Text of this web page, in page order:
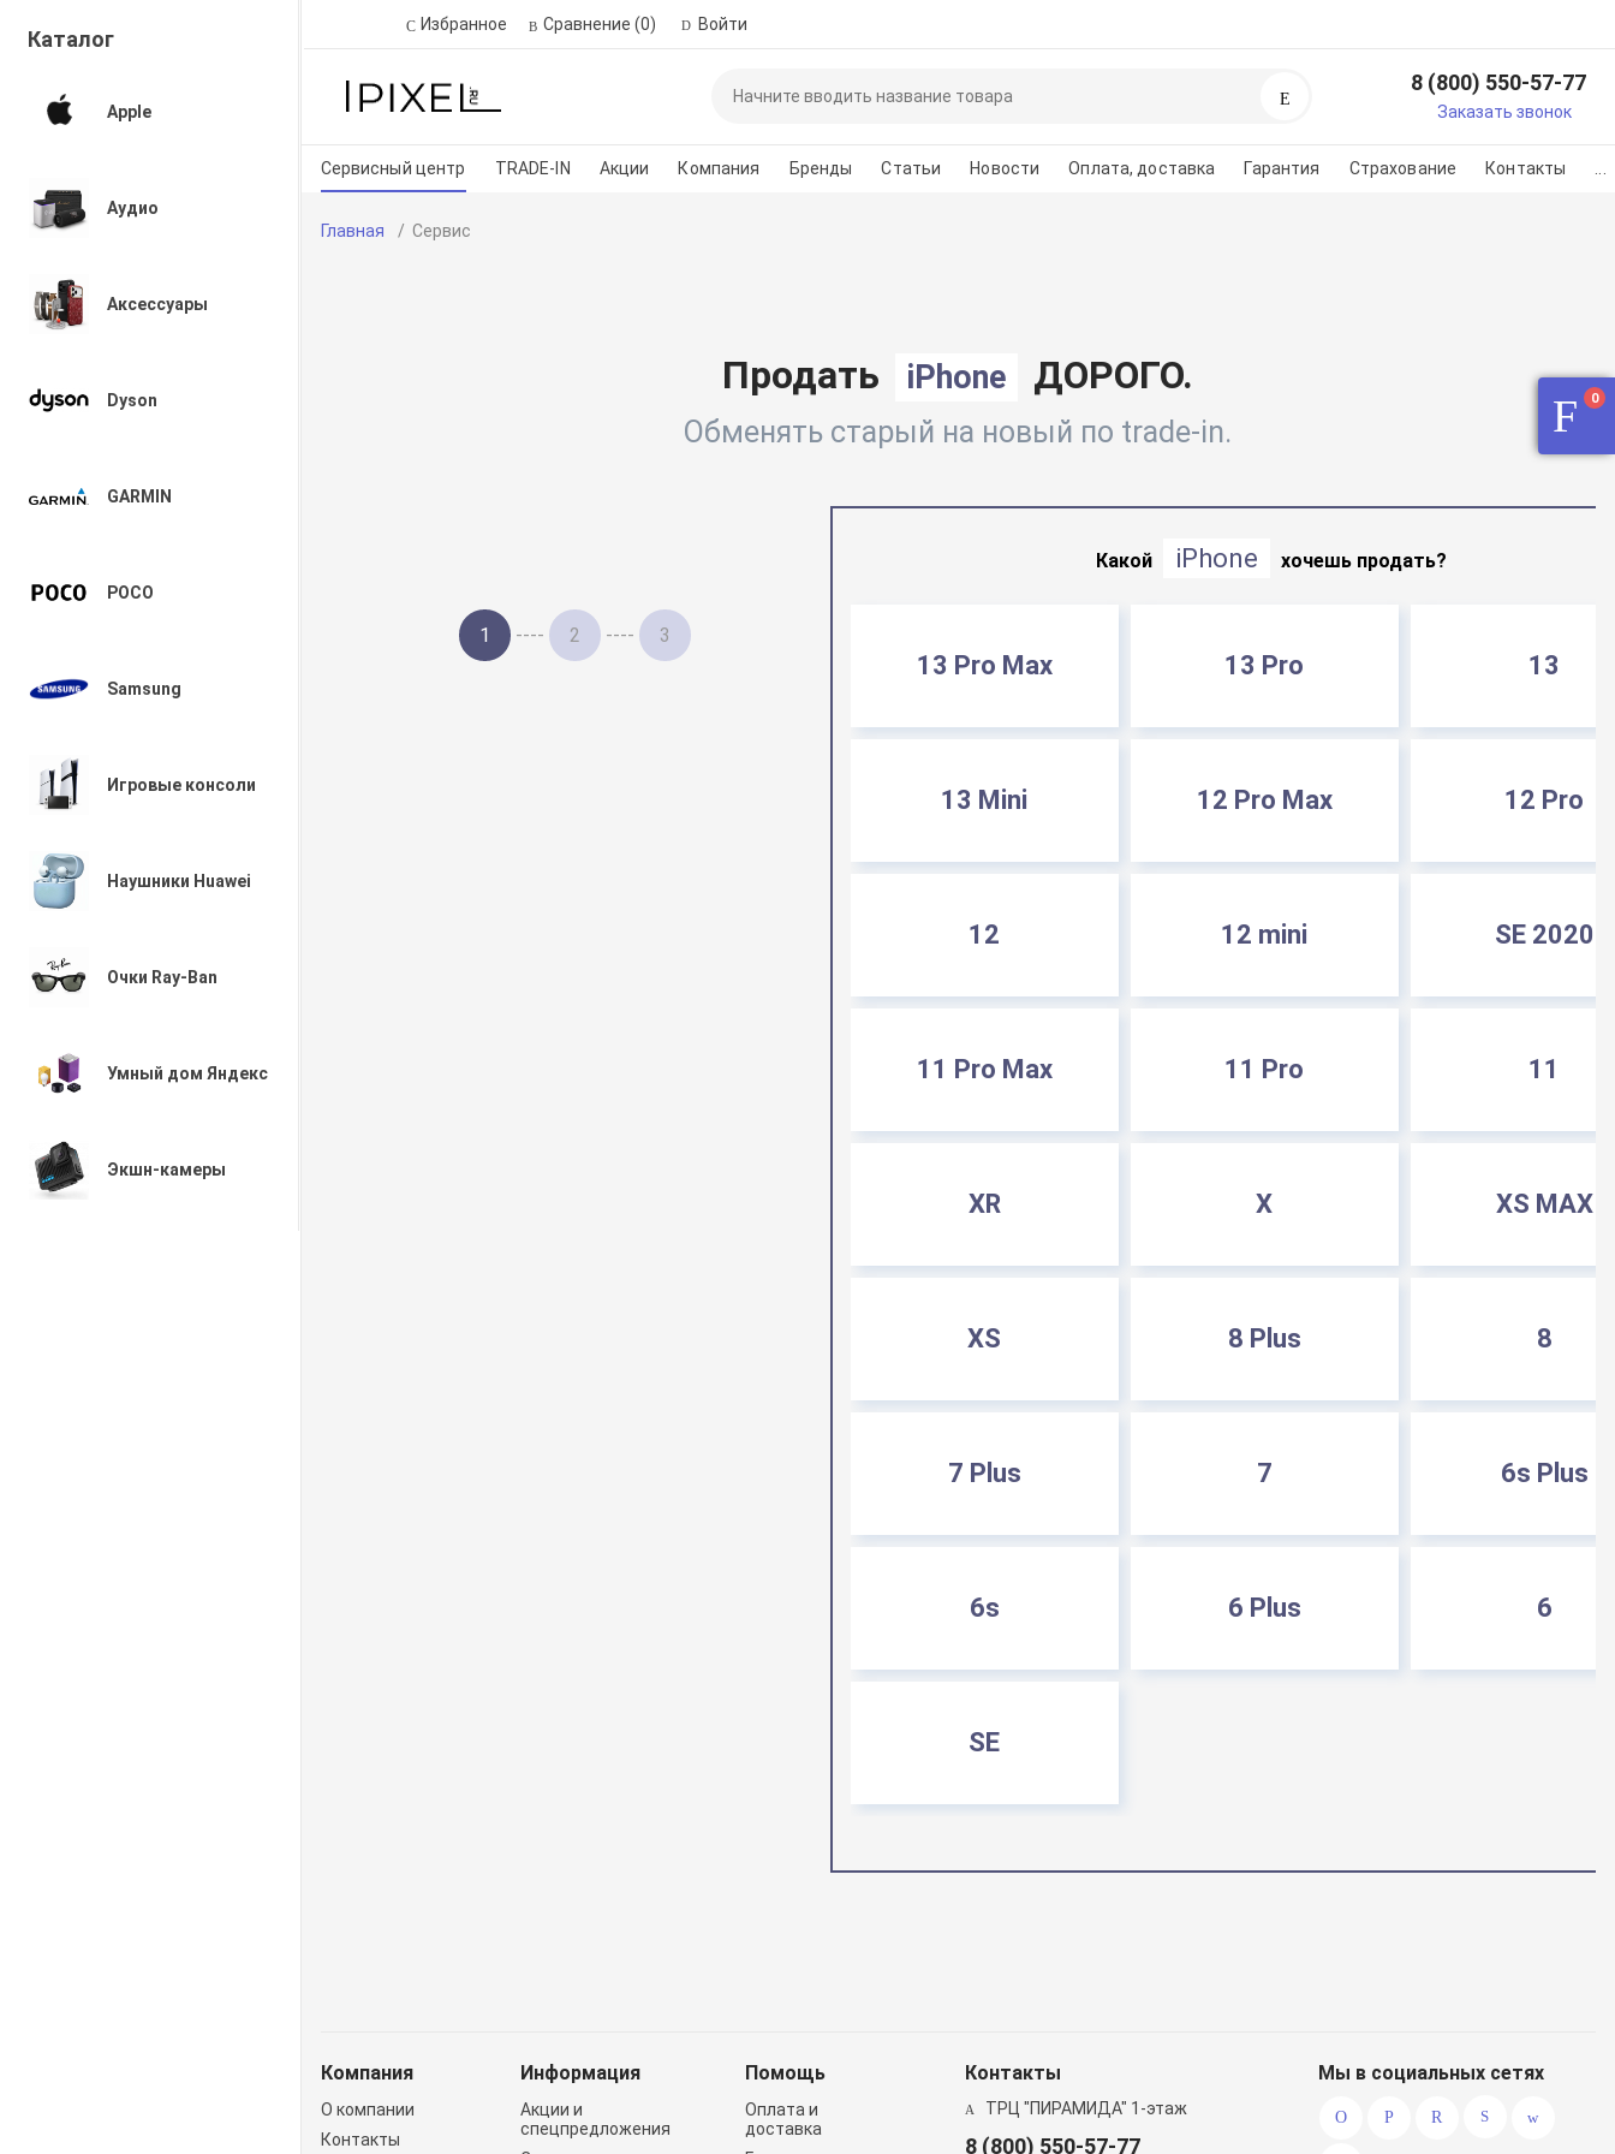
Избранное Сравнение (0) Войти
8 (800) 550-57-77
Заказать звонок
Сервисный центр TRADE-IN Акции Компания Бренды Статьи Новости Оплата, доставка Гарантия Страхование Контакты
Каталог
Apple
Аудио
Аксессуары
Dyson
GARMIN
POCO
Samsung
Игровые консоли
Наушники Huawei
Очки Ray-Ban
Умный дом Яндекс
Экшн-камеры
Главная Сервис
Продать iPhone ДОРОГО.
Обменять старый на новый по trade-in.
1 ---- 2 ---- 3
Какой iPhone хочешь продать?
13 Pro Max 13 Pro 13
13 Mini 12 Pro Max 12 Pro
12 12 mini SE 2020
11 Pro Max 11 Pro 11
XR X XS MAX
XS 8 Plus 8
7 Plus 7 6s Plus
6s 6 Plus 6
SE
Компания
О компании
Контакты
Информация
Акции и
спецпредложения
Помощь
Оплата и
доставка
Контакты
ТРЦ "ПИРАМИДА" 1-этаж
8 (800) 550-57-77
Мы в социальных сетях
Пожалуйста, зарегистрируйтесь или
авторизуйтесь
0